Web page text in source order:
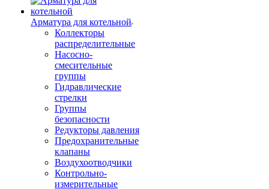
Арматура для котельной
Коллекторы
распределительные
Насосно-
смесительные
группы
Гидравлические
стрелки
Группы
безопасности
Редукторы давления
Предохранительные
клапаны
Воздухоотводчики
Контрольно-
измерительные